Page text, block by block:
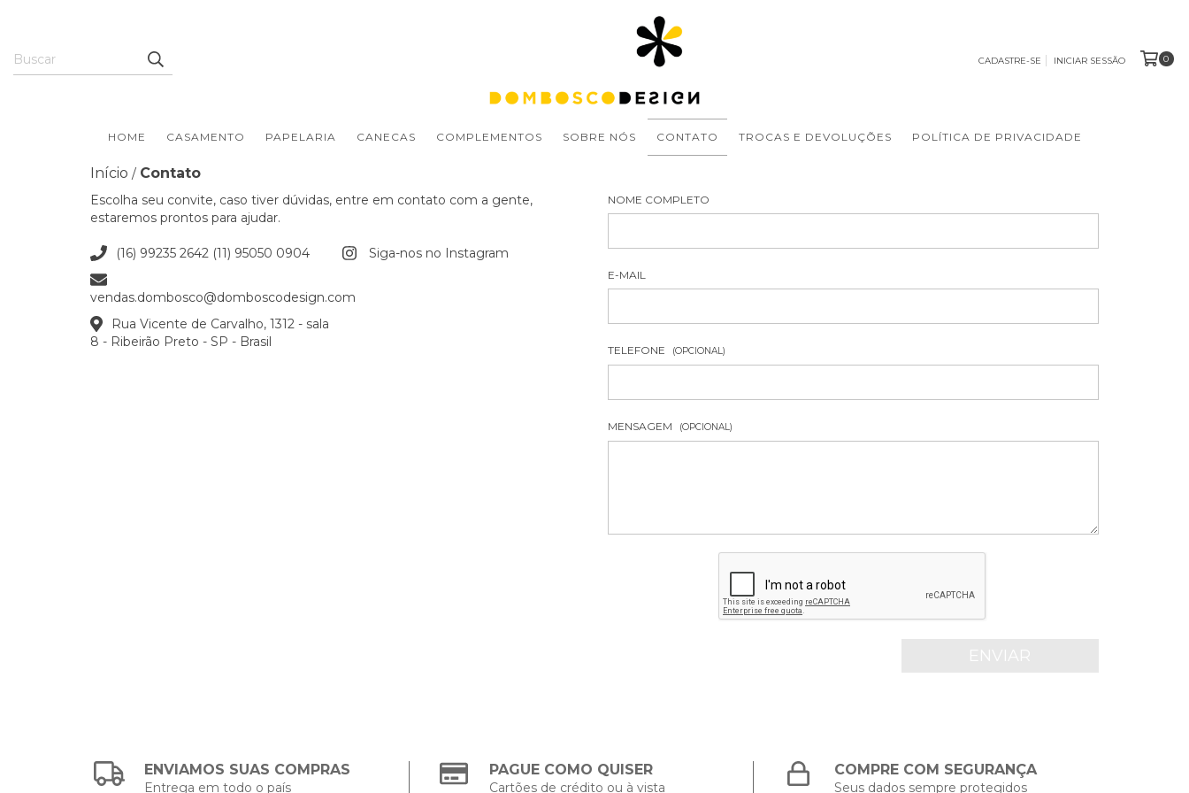
CADASTRE-SE INICIAR SESSÃO 0
HOME CASAMENTO PAPELARIA CANECAS COMPLEMENTOS SOBRE NÓS CONTATO TROCAS E DEVOLUÇÕES POLÍTICA DE PRIVACIDADE
Início / Contato
Escolha seu convite, caso tiver dúvidas, entre em contato com a gente,
estaremos prontos para ajudar.
(16) 99235 2642 (11) 95050 0904
vendas.dombosco@domboscodesign.com
Rua Vicente de Carvalho, 1312 - sala
8 - Ribeirão Preto - SP - Brasil
Siga-nos no Instagram
NOME COMPLETO
E-MAIL
TELEFONE (OPCIONAL)
MENSAGEM (OPCIONAL)
ENVIAMOS SUAS COMPRAS
Entrega em todo o país
PAGUE COMO QUISER
Cartões de crédito ou à vista
COMPRE COM SEGURANÇA
Seus dados sempre protegidos